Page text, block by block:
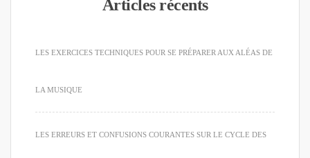
Articles récents
LES EXERCICES TECHNIQUES POUR SE PRÉPARER AUX ALÉAS DE
LA MUSIQUE
LES ERREURS ET CONFUSIONS COURANTES SUR LE CYCLE DES